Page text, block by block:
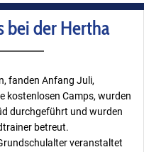
bei der Hertha
fanden Anfang Juli,
kostenlosen Camps, wurden
durchgeführt und wurden
betreut.
veranstaltet